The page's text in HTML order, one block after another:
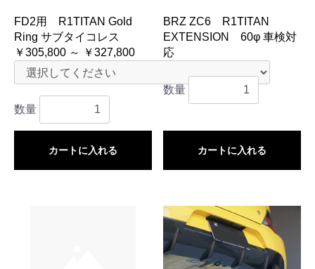
FD2用 R1TITAN Gold
Ring サブタイコレス
￥305,800 ～ ￥327,800
数量
カートに入れる
BRZ ZC6 R1TITAN
EXTENSION 60φ 車検対
応
数量
カートに入れる